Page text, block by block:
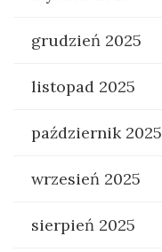
grudzień 2025
listopad 2025
październik 2025
wrzesień 2025
sierpień 2025